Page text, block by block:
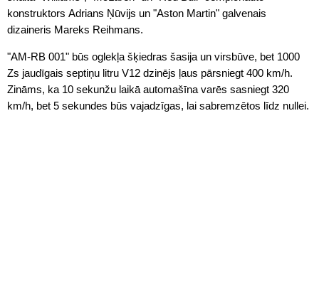
konstruktors Adrians Ņūvijs un "Aston Martin" galvenais
dizaineris Mareks Reihmans.
"AM-RB 001" būs oglekļa šķiedras šasija un virsbūve, bet 1000
Zs jaudīgais septiņu litru V12 dzinējs ļaus pārsniegt 400 km/h.
Zināms, ka 10 sekunžu laikā automašīna varēs sasniegt 320
km/h, bet 5 sekundes būs vajadzīgas, lai sabremzētos līdz nullei.